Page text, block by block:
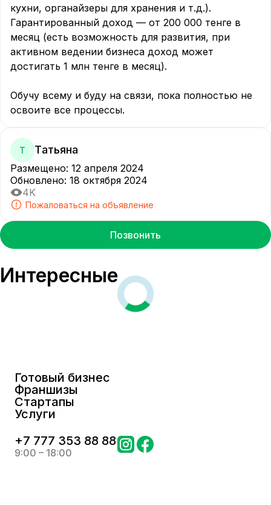
кухни, органайзеры для хранения и т.д.).
Гарантированный доход — от 200 000 тенге в
месяц (есть возможность для развития, при
активном ведении бизнеса доход может
достигать 1 млн тенге в месяц).
Обучу всему и буду на связи, пока полностью не
освоите все процессы.
T Tатьяна
Размещено: 12 апреля 2024
Обновлено: 18 октября 2024
4K
Пожаловаться на объявление
Позвонить
Интересные
Готовый бизнес
Франшизы
Стартапы
Услуги
+7 777 353 88 88
9:00 – 18:00